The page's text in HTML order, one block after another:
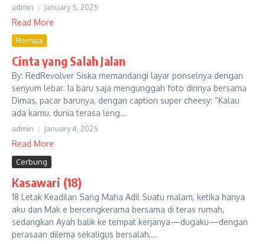
admin January 5, 2025
Read More
Remaja
Cinta yang Salah Jalan
By: RedRevolver Siska memandangi layar ponselnya dengan
senyum lebar. Ia baru saja mengunggah foto dirinya bersama
Dimas, pacar barunya, dengan caption super cheesy: “Kalau
ada kamu, dunia terasa leng...
admin January 4, 2025
Read More
Cerbung
Kasawari (18)
18 Letak Keadilan Sang Maha Adil Suatu malam, ketika hanya
aku dan Mak e bercengkerama bersama di teras rumah,
sedangkan Ayah balik ke tempat kerjanya—dugaku—dengan
perasaan dilema sekaligus bersalah,...